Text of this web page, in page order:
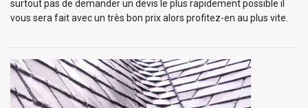
surtout pas de demander un devis le plus rapidement possible il
vous sera fait avec un très bon prix alors profitez-en au plus vite.